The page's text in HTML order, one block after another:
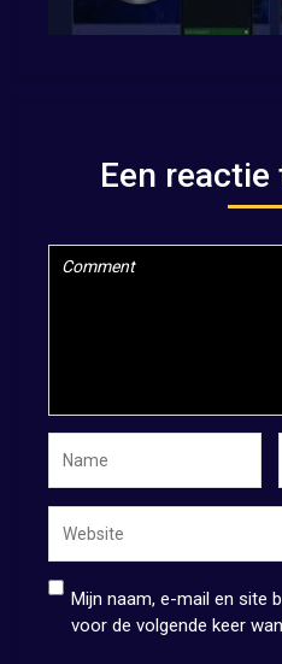
Een
Mijn naam, e-mail en site
voor de volgende keer